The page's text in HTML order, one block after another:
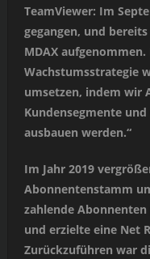
TeamViewer: Im
gegangen, und
MDAX
Wachstumsstrategie
umsetzen, indem wir
Kundensegmente
ausbauen werden.“
Im Jahr 2019
Abonnentenstamm
zahlende Abonnenten
und erzielte eine Net
Zurückzuführen war